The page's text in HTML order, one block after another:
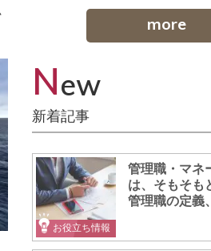
more
New
新着記事
お役立ち情報
管理職・マネ
は、そもそも
管理職の定義